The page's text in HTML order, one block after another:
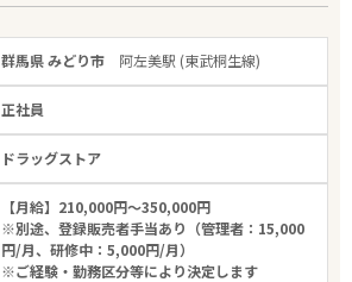
群馬県 みどり市 阿左美駅 (東武桐生線)
正社員
ドラッグストア
【月給】210,000円～350,000円
※別途、登録販売者手当あり（管理者：15,000
円/月、研修中：5,000円/月）
※ご経験・勤務区分等により決定します